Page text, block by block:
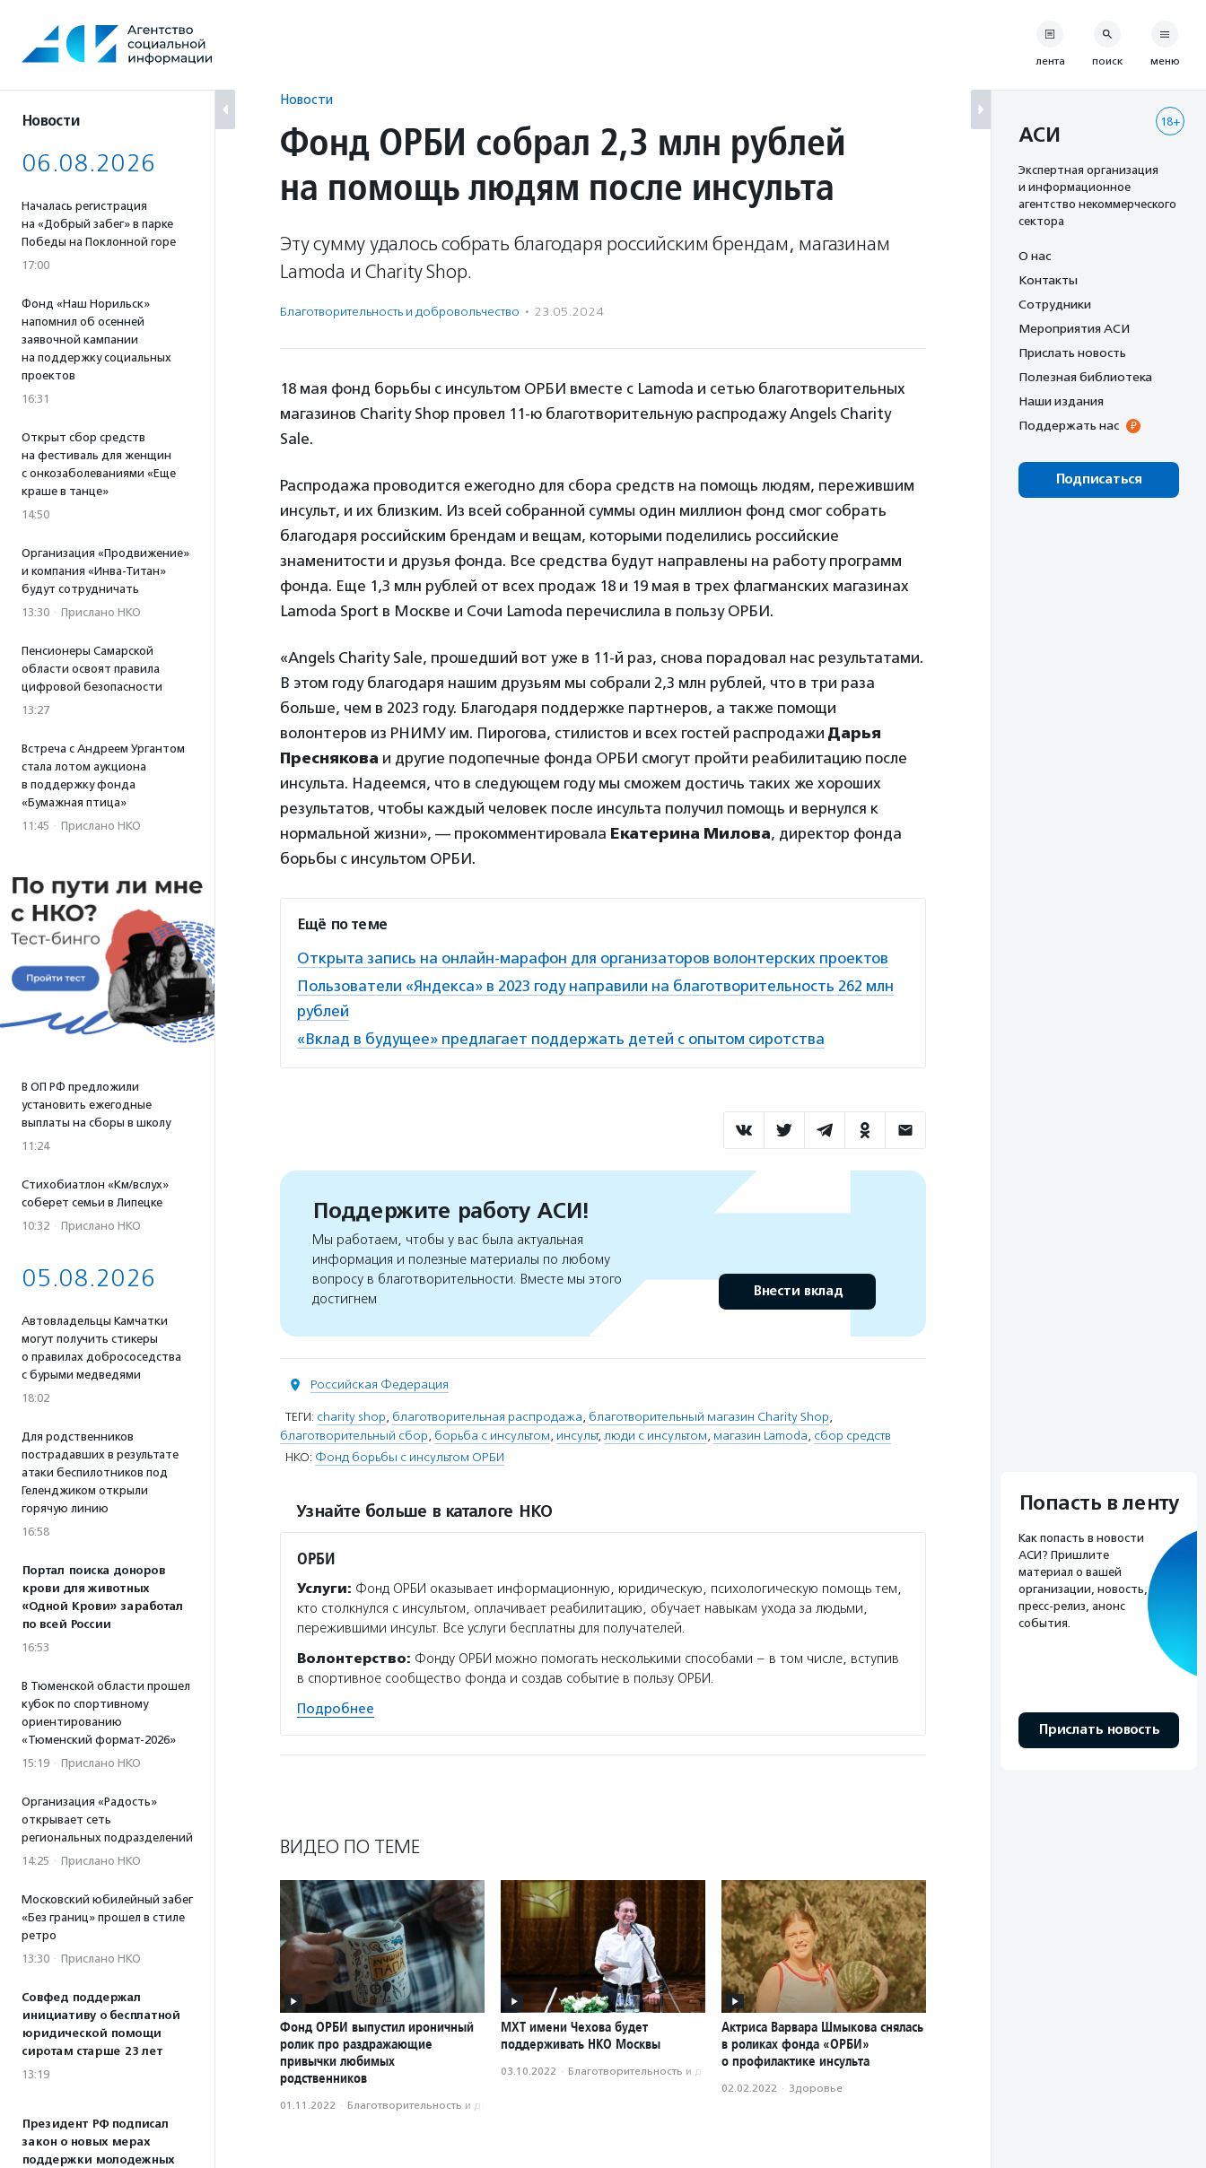
содержанию
Новости
06.08.2026
Началась регистрация
на «Добрый забег» в парке
Победы на Поклонной горе
17:00
Фонд «Наш Норильск»
напомнил об осенней
заявочной кампании
на поддержку социальных
проектов
16:31
Открыт сбор средств
на фестиваль для женщин
с онкозаболеваниями «Еще
краше в танце»
14:50
Организация «Продвижение»
и компания «Инва-Титан»
будут сотрудничать
13:30 · Прислано НКО
Пенсионеры Самарской
области освоят правила
цифровой безопасности
13:27
Встреча с Андреем Ургантом
стала лотом аукциона
в поддержку фонда
«Бумажная птица»
11:45 · Прислано НКО
В ОП РФ предложили
установить ежегодные
выплаты на сборы в школу
11:24
Стихобиатлон «Км/вслух»
соберет семьи в Липецке
10:32 · Прислано НКО
05.08.2026
Автовладельцы Камчатки
могут получить стикеры
о правилах добрососедства
с бурыми медведями
18:02
Для родственников
пострадавших в результате
атаки беспилотников под
Геленджиком открыли
горячую линию
16:58
Портал поиска доноров
крови для животных
«Одной Крови» заработал
по всей России
16:53
В Тюменской области прошел
кубок по спортивному
ориентированию
«Тюменский формат-2026»
15:19 · Прислано НКО
Организация «Радость»
открывает сеть
региональных подразделений
14:25 · Прислано НКО
Московский юбилейный забег
«Без границ» прошел в стиле
ретро
13:30 · Прислано НКО
Совфед поддержал
инициативу о бесплатной
юридической помощи
сиротам старше 23 лет
13:19
Президент РФ подписал
закон о новых мерах
поддержки молодежных
Новости
Фонд ОРБИ собрал 2,3 млн рублей
на помощь людям после инсульта
Эту сумму удалось собрать благодаря российским брендам, магазинам
Lamoda и Charity Shop.
Благотвори­тель­ность и доброволь­чест­во · 23.05.2024
18 мая фонд борьбы с инсультом ОРБИ вместе с Lamoda и сетью благотворительных
магазинов Charity Shop провел 11-ю благотворительную распродажу Angels Charity
Sale.
Распродажа проводится ежегодно для сбора средств на помощь людям, пережившим
инсульт, и их близким. Из всей собранной суммы один миллион фонд смог собрать
благодаря российским брендам и вещам, которыми поделились российские
знаменитости и друзья фонда. Все средства будут направлены на работу программ
фонда. Еще 1,3 млн рублей от всех продаж 18 и 19 мая в трех флагманских магазинах
Lamoda Sport в Москве и Сочи Lamoda перечислила в пользу ОРБИ.
«Angels Charity Sale, прошедший вот уже в 11-й раз, снова порадовал нас результатами.
В этом году благодаря нашим друзьям мы собрали 2,3 млн рублей, что в три раза
больше, чем в 2023 году. Благодаря поддержке партнеров, а также помощи
волонтеров из РНИМУ им. Пирогова, стилистов и всех гостей распродажи Дарья
Преснякова и другие подопечные фонда ОРБИ смогут пройти реабилитацию после
инсульта. Надеемся, что в следующем году мы сможем достичь таких же хороших
результатов, чтобы каждый человек после инсульта получил помощь и вернулся к
нормальной жизни», — прокомментировала Екатерина Милова, директор фонда
борьбы с инсультом ОРБИ.
Ещё по теме
Открыта запись на онлайн-марафон для организаторов волонтерских проектов
Пользователи «Яндекса» в 2023 году направили на благотворительность 262 млн
рублей
«Вклад в будущее» предлагает поддержать детей с опытом сиротства
Поддержите работу АСИ!
Мы работаем, чтобы у вас была актуальная
информация и полезные материалы по любому
вопросу в благотворительности. Вместе мы этого
достигнем
Внести вклад
Российская Федерация
ТЕГИ: charity shop, благотворительная распродажа, благотворительный магазин Charity Shop,
благотворительный сбор, борьба с инсультом, инсульт, люди с инсультом, магазин Lamoda, сбор средств
НКО: Фонд борьбы с инсультом ОРБИ
Узнайте больше в каталоге НКО
ОРБИ
Услуги: Фонд ОРБИ оказывает информационную, юридическую, психологическую помощь тем,
кто столкнулся с инсультом, оплачивает реабилитацию, обучает навыкам ухода за людьми,
пережившими инсульт. Все услуги бесплатны для получателей.
Волонтерство: Фонду ОРБИ можно помогать несколькими способами – в том числе, вступив
в спортивное сообщество фонда и создав событие в пользу ОРБИ.
Подробнее
ВИДЕО ПО ТЕМЕ
Фонд ОРБИ выпустил ироничный
ролик про раздражающие
привычки любимых
родственников
01.11.2022 · Благотвори­тель­ность и доброволь­чест­во
МХТ имени Чехова будет
поддерживать НКО Москвы
03.10.2022 · Благотвори­тель­ность и доброволь­чест­во
Актриса Варвара Шмыкова снялась
в роликах фонда «ОРБИ»
о профилактике инсульта
02.02.2022 · Здоровье
лента поиск меню
18+
АСИ
Экспертная организация
и информационное
агентство некоммерческого
сектора
О нас
Контакты
Сотрудники
Мероприятия АСИ
Прислать новость
Полезная библиотека
Наши издания
Поддержать нас
Подписаться
Попасть в ленту
Как попасть в новости
АСИ? Пришлите
материал о вашей
организации, новость,
пресс-релиз, анонс
события.
Прислать новость